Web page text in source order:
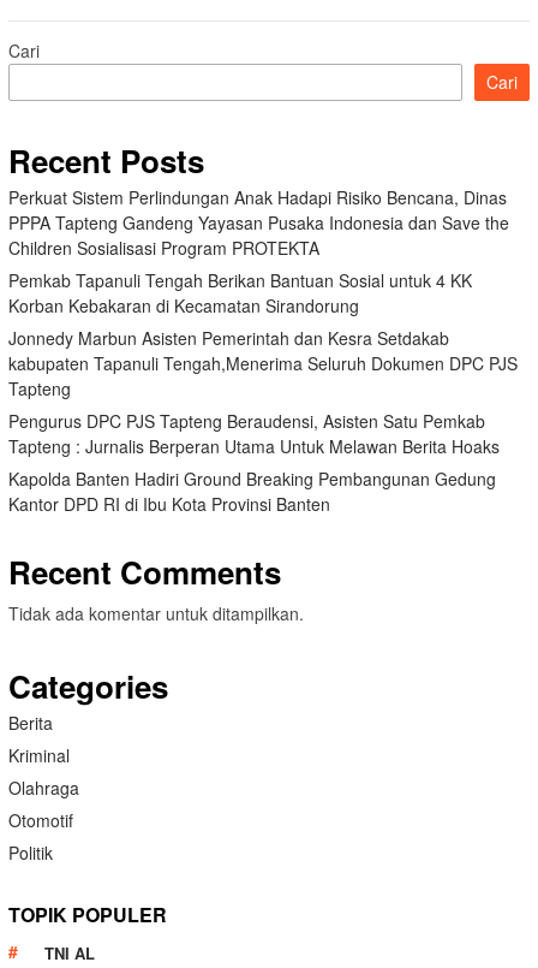
Cari
Cari
Recent Posts
Perkuat Sistem Perlindungan Anak Hadapi Risiko Bencana, Dinas
PPPA Tapteng Gandeng Yayasan Pusaka Indonesia dan Save the
Children Sosialisasi Program PROTEKTA
Pemkab Tapanuli Tengah Berikan Bantuan Sosial untuk 4 KK
Korban Kebakaran di Kecamatan Sirandorung
Jonnedy Marbun Asisten Pemerintah dan Kesra Setdakab
kabupaten Tapanuli Tengah,Menerima Seluruh Dokumen DPC PJS
Tapteng
Pengurus DPC PJS Tapteng Beraudensi, Asisten Satu Pemkab
Tapteng : Jurnalis Berperan Utama Untuk Melawan Berita Hoaks
Kapolda Banten Hadiri Ground Breaking Pembangunan Gedung
Kantor DPD RI di Ibu Kota Provinsi Banten
Recent Comments
Tidak ada komentar untuk ditampilkan.
Categories
Berita
Kriminal
Olahraga
Otomotif
Politik
TOPIK POPULER
TNI AL